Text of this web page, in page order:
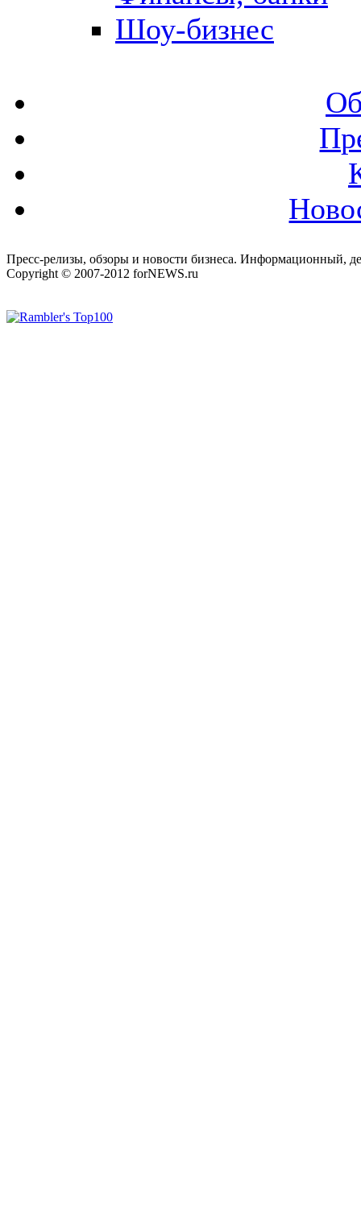
Шоу-бизнес
Пресс-релизы, обзоры и новости бизнеса. Информационный,
Copyright © 2007-2012 forNEWS.ru